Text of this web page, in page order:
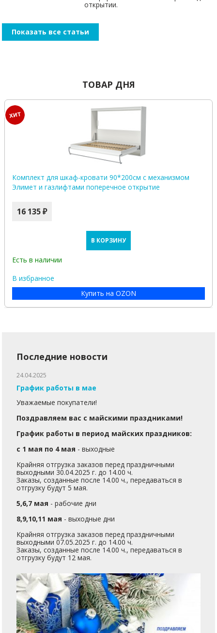
открытии.
Показать все статьи
ТОВАР ДНЯ
Комплект для шкаф-кровати 90*200см с механизмом
Элимет и газлифтами поперечное открытие
16 135 ₽
В КОРЗИНУ
Есть в наличии
В избранное
Купить на OZON
Последние новости
24.04.2025
График работы в мае
Уважаемые покупатели!
Поздравляем вас с майскими праздниками!
График работы в период майских праздников:
с 1 мая по 4 мая - выходные
Крайняя отгрузка заказов перед праздничными
выходными 30.04.2025 г. до 14.00 ч.
Заказы, созданные после 14.00 ч., передаваться в
отгрузку будут 5 мая.
5,6,7 мая - рабочие дни
8,9,10,11 мая - выходные дни
Крайняя отгрузка заказов перед праздничными
выходными 07.05.2025 г. до 14.00 ч.
Заказы, созданные после 14.00 ч., передаваться в
отгрузку будут 12 мая.